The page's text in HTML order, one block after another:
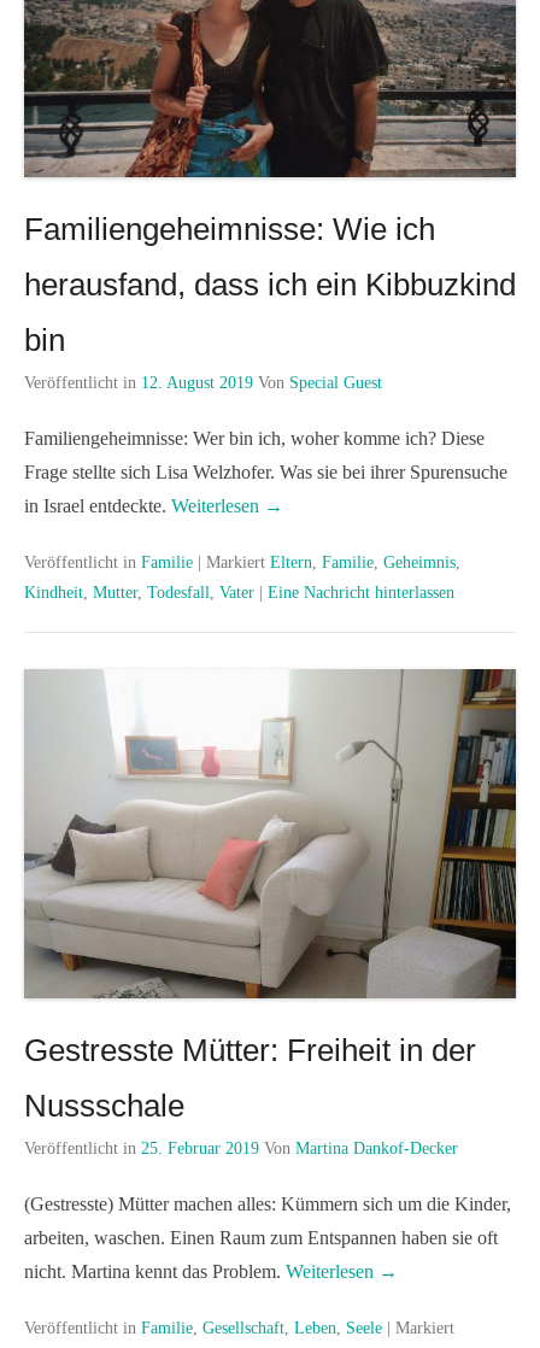
Familiengeheimnisse: Wie ich
herausfand, dass ich ein Kibbuzkind
bin
Veröffentlicht in 12. August 2019 Von Special Guest
Familiengeheimnisse: Wer bin ich, woher komme ich? Diese
Frage stellte sich Lisa Welzhofer. Was sie bei ihrer Spurensuche
in Israel entdeckte. Weiterlesen →
Veröffentlicht in Familie Markiert Eltern, Familie, Geheimnis,
Kindheit, Mutter, Todesfall, Vater Eine Nachricht hinterlassen
Gestresste Mütter: Freiheit in der
Nussschale
Veröffentlicht in 25. Februar 2019 Von Martina Dankof-Decker
(Gestresste) Mütter machen alles: Kümmern sich um die Kinder,
arbeiten, waschen. Einen Raum zum Entspannen haben sie oft
nicht. Martina kennt das Problem. Weiterlesen →
Veröffentlicht in Familie, Gesellschaft, Leben, Seele
Markiert